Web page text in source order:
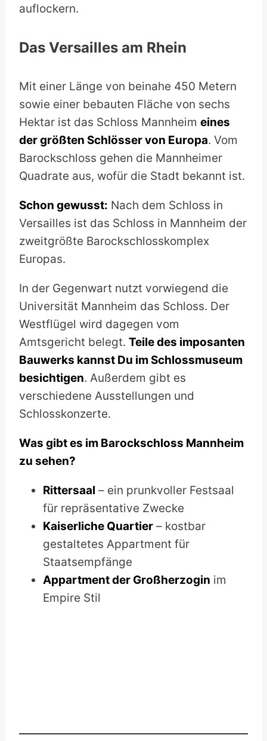
auflockern.
Das Versailles am Rhein
Mit einer Länge von beinahe 450 Metern
sowie einer bebauten Fläche von sechs
Hektar ist das Schloss Mannheim eines
der größten Schlösser von Europa. Vom
Barockschloss gehen die Mannheimer
Quadrate aus, wofür die Stadt bekannt ist.
Schon gewusst: Nach dem Schloss in
Versailles ist das Schloss in Mannheim der
zweitgrößte Barockschlosskomplex
Europas.
In der Gegenwart nutzt vorwiegend die
Universität Mannheim das Schloss. Der
Westflügel wird dagegen vom
Amtsgericht belegt. Teile des imposanten
Bauwerks kannst Du im Schlossmuseum
besichtigen. Außerdem gibt es
verschiedene Ausstellungen und
Schlosskonzerte.
Was gibt es im Barockschloss Mannheim
zu sehen?
Rittersaal – ein prunkvoller Festsaal
für repräsentative Zwecke
Kaiserliche Quartier – kostbar
gestaltetes Appartment für
Staatsempfänge
Appartment der Großherzogin im
Empire Stil